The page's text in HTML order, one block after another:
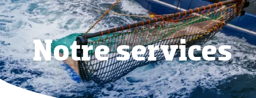
Notre services